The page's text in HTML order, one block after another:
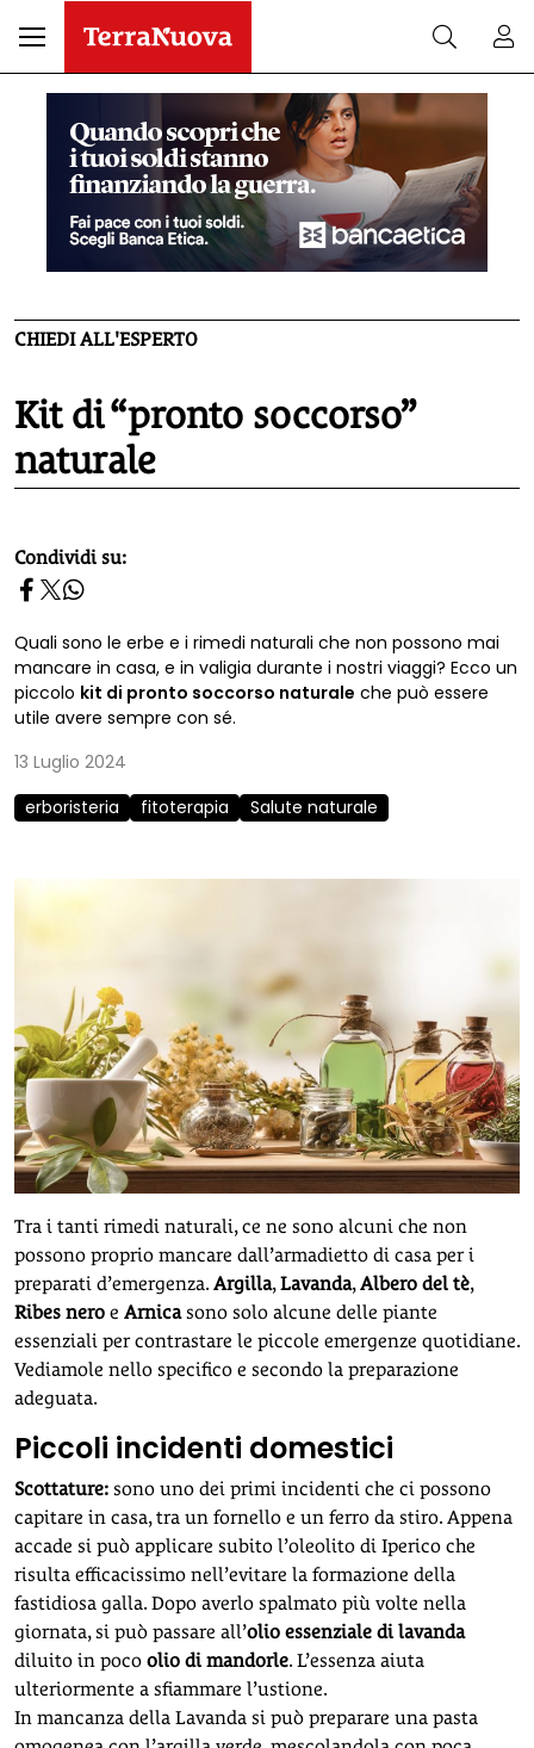
CHIEDI ALL'ESPERTO
Kit di “pronto soccorso”
naturale
homepage h2
Condividi su:
Quali sono le erbe e i rimedi naturali che non possono mai
mancare in casa, e in valigia durante i nostri viaggi? Ecco un
piccolo kit di pronto soccorso naturale che può essere
utile avere sempre con sé.
13 Luglio 2024
erboristeria
fitoterapia Salute naturale
Tra i tanti rimedi naturali, ce ne sono alcuni che non
possono proprio mancare dall’armadietto di casa per i
preparati d’emergenza. Argilla,Lavanda,Albero del tè,
Ribes nero e Arnicasono solo alcune delle piante
essenziali per contrastare le piccole emergenze quotidiane.
Vediamole nello specifico e secondo la preparazione
adeguata.
Piccoli incidenti domestici
Scottature: sono uno dei primi incidenti che ci possono
capitare in casa, tra un fornello e un ferro da stiro. Appena
accade si può applicare subito l’oleolito di Iperico che
risulta efficacissimo nell’evitare la formazione della
fastidiosa galla. Dopo averlo spalmato più volte nella
giornata, si può passare all’olio essenziale di lavanda
diluito in poco olio di mandorle. L’essenza aiuta
ulteriormente a sfiammare l’ustione.
In mancanza della Lavanda si può preparare una pasta